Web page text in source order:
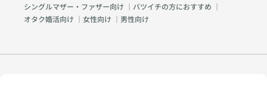
シングルマザー・ファザー向け ｜ バツイチの方におすすめ ｜
オタク婚活向け ｜ 女性向け ｜ 男性向け